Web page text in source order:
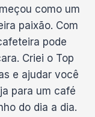
como um
paixão. Com
pode
Criei o Top
e ajudar você
para um café
do dia a dia.